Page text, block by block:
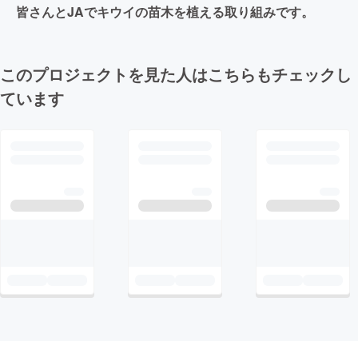
皆さんとJAでキウイの苗木を植える取り組みです。
このプロジェクトを見た人はこちらもチェックし
ています